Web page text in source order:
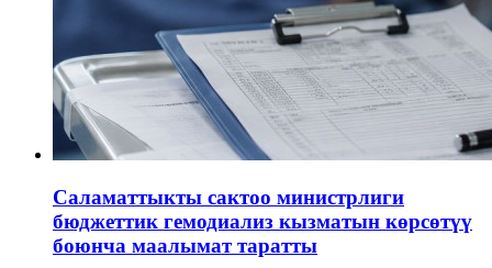
Саламаттыкты сактоо министрлиги
бюджеттик гемодиализ кызматын көрсөтүү
боюнча маалымат таратты